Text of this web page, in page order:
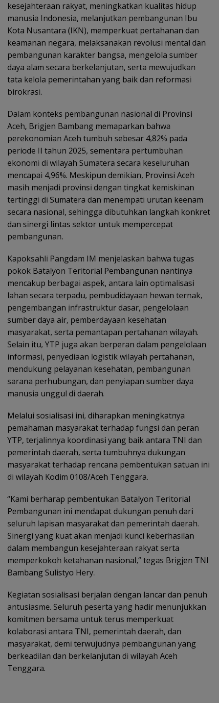
kesejahteraan rakyat, meningkatkan kualitas hidup
manusia Indonesia, melanjutkan pembangunan Ibu
Kota Nusantara (IKN), memperkuat pertahanan dan
keamanan negara, melaksanakan revolusi mental dan
pembangunan karakter bangsa, mengelola sumber
daya alam secara berkelanjutan, serta mewujudkan
tata kelola pemerintahan yang baik dan reformasi
birokrasi.
Dalam konteks pembangunan nasional di Provinsi
Aceh, Brigjen Bambang memaparkan bahwa
perekonomian Aceh tumbuh sebesar 4,82% pada
periode II tahun 2025, sementara pertumbuhan
ekonomi di wilayah Sumatera secara keseluruhan
mencapai 4,96%. Meskipun demikian, Provinsi Aceh
masih menjadi provinsi dengan tingkat kemiskinan
tertinggi di Sumatera dan menempati urutan keenam
secara nasional, sehingga dibutuhkan langkah konkret
dan sinergi lintas sektor untuk mempercepat
pembangunan.
Kapoksahli Pangdam IM menjelaskan bahwa tugas
pokok Batalyon Teritorial Pembangunan nantinya
mencakup berbagai aspek, antara lain optimalisasi
lahan secara terpadu, pembudidayaan hewan ternak,
pengembangan infrastruktur dasar, pengelolaan
sumber daya air, pemberdayaan kesehatan
masyarakat, serta pemantapan pertahanan wilayah.
Selain itu, YTP juga akan berperan dalam pengelolaan
informasi, penyediaan logistik wilayah pertahanan,
mendukung pelayanan kesehatan, pembangunan
sarana perhubungan, dan penyiapan sumber daya
manusia unggul di daerah.
Melalui sosialisasi ini, diharapkan meningkatnya
pemahaman masyarakat terhadap fungsi dan peran
YTP, terjalinnya koordinasi yang baik antara TNI dan
pemerintah daerah, serta tumbuhnya dukungan
masyarakat terhadap rencana pembentukan satuan ini
di wilayah Kodim 0108/Aceh Tenggara.
“Kami berharap pembentukan Batalyon Teritorial
Pembangunan ini mendapat dukungan penuh dari
seluruh lapisan masyarakat dan pemerintah daerah.
Sinergi yang kuat akan menjadi kunci keberhasilan
dalam membangun kesejahteraan rakyat serta
memperkokoh ketahanan nasional,” tegas Brigjen TNI
Bambang Sulistyo Hery.
Kegiatan sosialisasi berjalan dengan lancar dan penuh
antusiasme. Seluruh peserta yang hadir menunjukkan
komitmen bersama untuk terus memperkuat
kolaborasi antara TNI, pemerintah daerah, dan
masyarakat, demi terwujudnya pembangunan yang
berkeadilan dan berkelanjutan di wilayah Aceh
Tenggara.